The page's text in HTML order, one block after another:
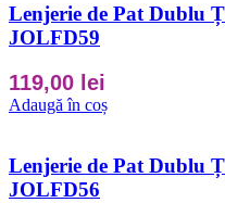
Lenjerie de Pat Dublu
JOLFD59
119,00 lei
Adaugă în coș
Lenjerie de Pat Dublu
JOLFD56